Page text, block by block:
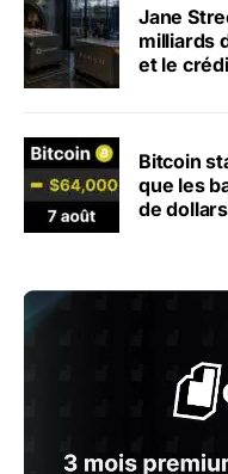
Jane
milliards
et le
Bitcoin
que les
de dollars